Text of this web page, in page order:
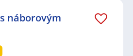
náborovým